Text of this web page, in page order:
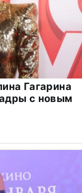
Гагарина
с новым